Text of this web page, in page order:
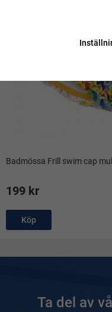
Badmössa Frill swim cap
199 kr
Köp
Ta del av